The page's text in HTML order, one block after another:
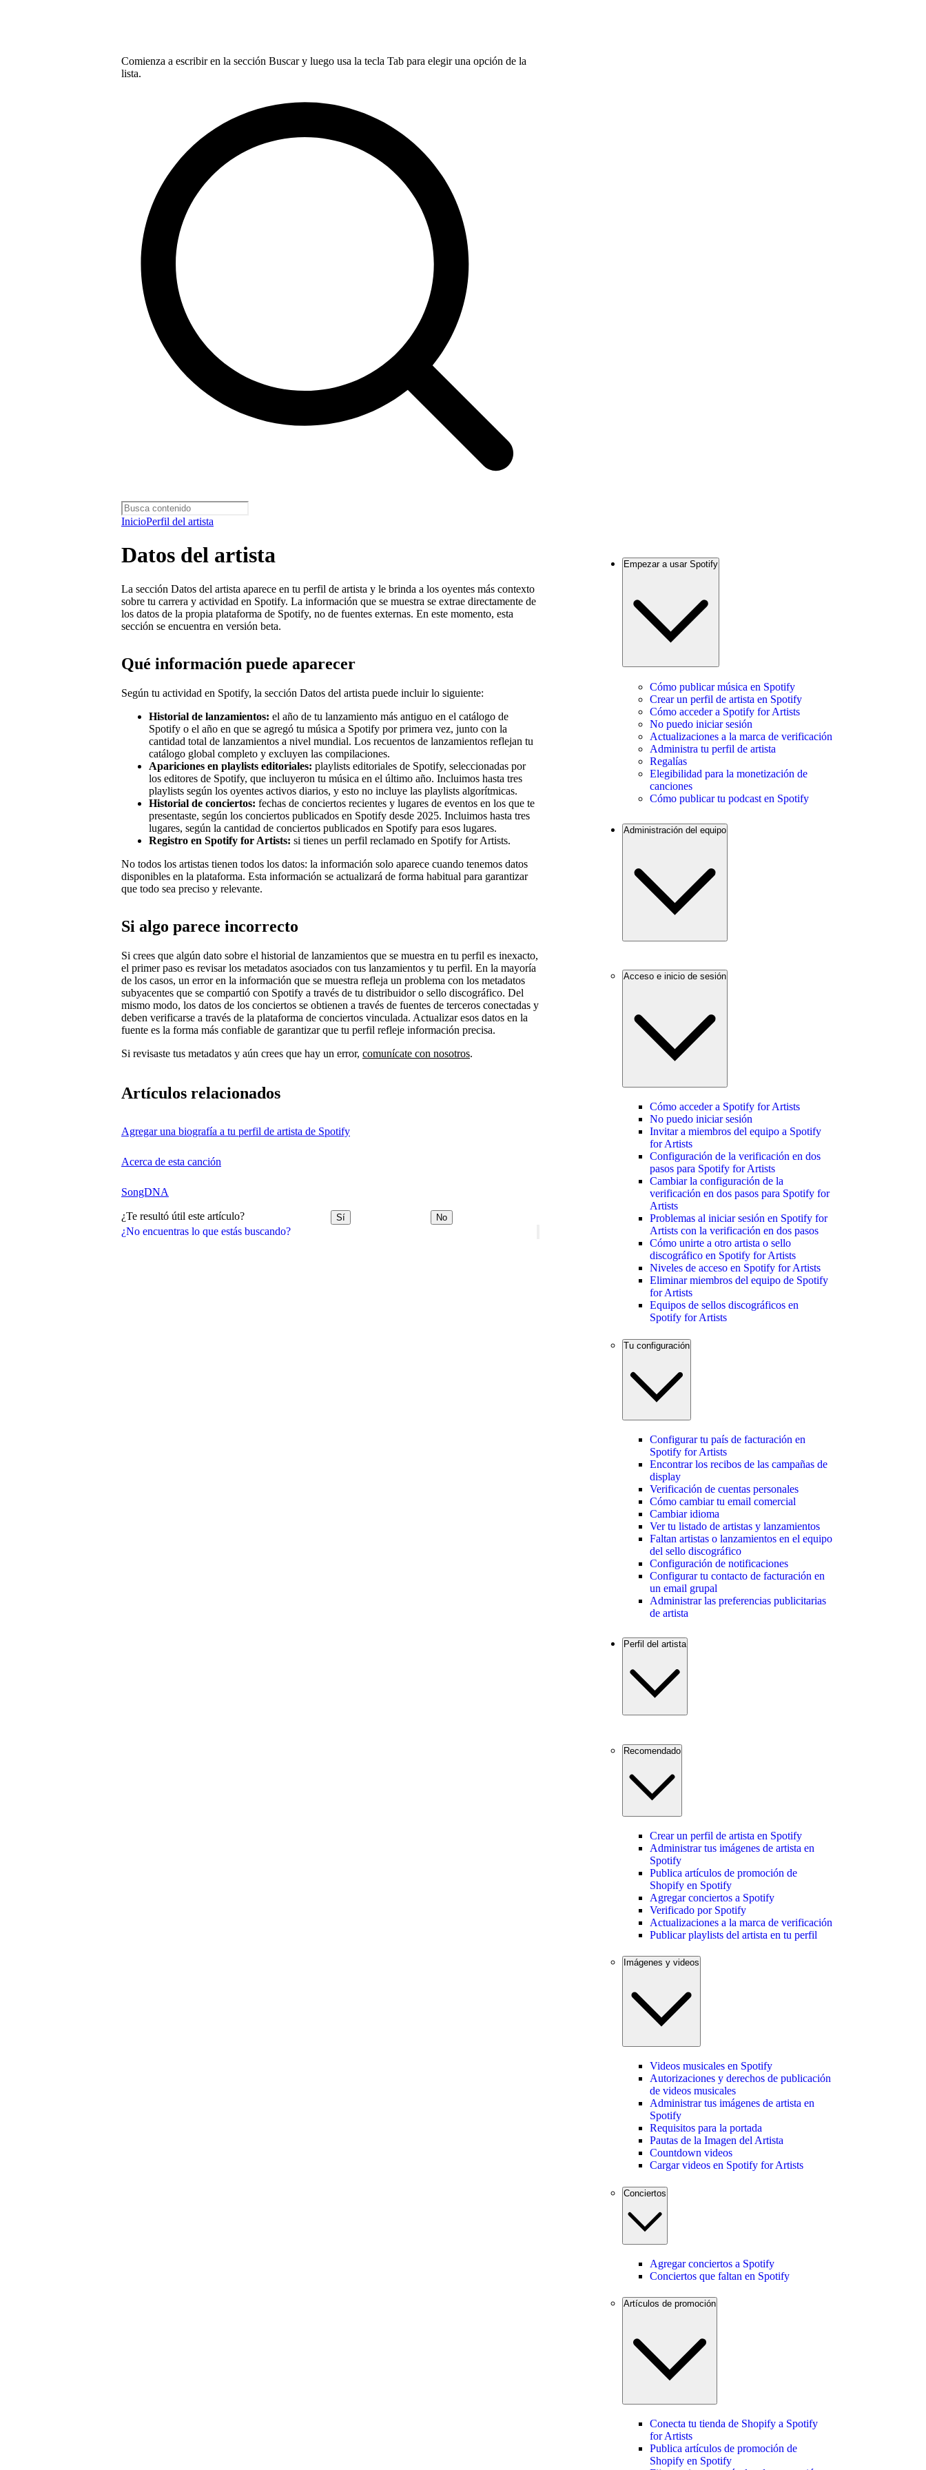
Comienza a escribir en la sección Buscar y luego usa la tecla Tab para elegir una opción de la
lista.
InicioPerfil del artista
¿No encuentras lo que estás buscando?
Datos del artista
La sección Datos del artista aparece en tu perfil de artista y le brinda a los oyentes más contexto
sobre tu carrera y actividad en Spotify. La información que se muestra se extrae directamente de
los datos de la propia plataforma de Spotify, no de fuentes externas. En este momento, esta
sección se encuentra en versión beta.
Qué información puede aparecer
Según tu actividad en Spotify, la sección Datos del artista puede incluir lo siguiente:
Historial de lanzamientos: el año de tu lanzamiento más antiguo en el catálogo de
Spotify o el año en que se agregó tu música a Spotify por primera vez, junto con la
cantidad total de lanzamientos a nivel mundial. Los recuentos de lanzamientos reflejan tu
catálogo global completo y excluyen las compilaciones.
Apariciones en playlists editoriales: playlists editoriales de Spotify, seleccionadas por
los editores de Spotify, que incluyeron tu música en el último año. Incluimos hasta tres
playlists según los oyentes activos diarios, y esto no incluye las playlists algorítmicas.
Historial de conciertos: fechas de conciertos recientes y lugares de eventos en los que te
presentaste, según los conciertos publicados en Spotify desde 2025. Incluimos hasta tres
lugares, según la cantidad de conciertos publicados en Spotify para esos lugares.
Registro en Spotify for Artists: si tienes un perfil reclamado en Spotify for Artists.
No todos los artistas tienen todos los datos: la información solo aparece cuando tenemos datos
disponibles en la plataforma. Esta información se actualizará de forma habitual para garantizar
que todo sea preciso y relevante.
Si algo parece incorrecto
Si crees que algún dato sobre el historial de lanzamientos que se muestra en tu perfil es inexacto,
el primer paso es revisar los metadatos asociados con tus lanzamientos y tu perfil. En la mayoría
de los casos, un error en la información que se muestra refleja un problema con los metadatos
subyacentes que se compartió con Spotify a través de tu distribuidor o sello discográfico. Del
mismo modo, los datos de los conciertos se obtienen a través de fuentes de terceros conectadas y
deben verificarse a través de la plataforma de conciertos vinculada. Actualizar esos datos en la
fuente es la forma más confiable de garantizar que tu perfil refleje información precisa.
Si revisaste tus metadatos y aún crees que hay un error, comunícate con nosotros.
Artículos relacionados
Agregar una biografía a tu perfil de artista de Spotify
Acerca de esta canción
SongDNA
¿Te resultó útil este artículo? Sí No
Empezar a usar Spotify
Cómo publicar música en Spotify
Crear un perfil de artista en Spotify
Cómo acceder a Spotify for Artists
No puedo iniciar sesión
Actualizaciones a la marca de verificación
Administra tu perfil de artista
Regalías
Elegibilidad para la monetización de
canciones
Cómo publicar tu podcast en Spotify
Administración del equipo
Acceso e inicio de sesión
Cómo acceder a Spotify for Artists
No puedo iniciar sesión
Invitar a miembros del equipo a Spotify
for Artists
Configuración de la verificación en dos
pasos para Spotify for Artists
Cambiar la configuración de la
verificación en dos pasos para Spotify for
Artists
Problemas al iniciar sesión en Spotify for
Artists con la verificación en dos pasos
Cómo unirte a otro artista o sello
discográfico en Spotify for Artists
Niveles de acceso en Spotify for Artists
Eliminar miembros del equipo de Spotify
for Artists
Equipos de sellos discográficos en
Spotify for Artists
Tu configuración
Configurar tu país de facturación en
Spotify for Artists
Encontrar los recibos de las campañas de
display
Verificación de cuentas personales
Cómo cambiar tu email comercial
Cambiar idioma
Ver tu listado de artistas y lanzamientos
Faltan artistas o lanzamientos en el equipo
del sello discográfico
Configuración de notificaciones
Configurar tu contacto de facturación en
un email grupal
Administrar las preferencias publicitarias
de artista
Perfil del artista
Recomendado
Crear un perfil de artista en Spotify
Administrar tus imágenes de artista en
Spotify
Publica artículos de promoción de
Shopify en Spotify
Agregar conciertos a Spotify
Verificado por Spotify
Actualizaciones a la marca de verificación
Publicar playlists del artista en tu perfil
Imágenes y videos
Videos musicales en Spotify
Autorizaciones y derechos de publicación
de videos musicales
Administrar tus imágenes de artista en
Spotify
Requisitos para la portada
Pautas de la Imagen del Artista
Countdown videos
Cargar videos en Spotify for Artists
Conciertos
Agregar conciertos a Spotify
Conciertos que faltan en Spotify
Artículos de promoción
Conecta tu tienda de Shopify a Spotify
for Artists
Publica artículos de promoción de
Shopify en Spotify